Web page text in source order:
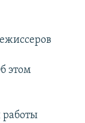
этом
работы